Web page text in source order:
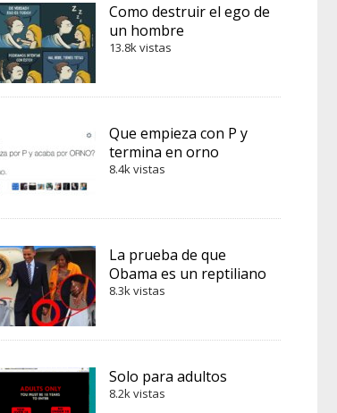
Como destruir el ego de
un hombre
13.8k vistas
Que empieza con P y
termina en orno
8.4k vistas
La prueba de que
Obama es un reptiliano
8.3k vistas
Solo para adultos
8.2k vistas